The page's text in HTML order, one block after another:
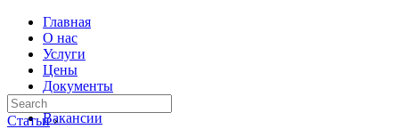
Главная
О нас
Услуги
Цены
Документы
Контакты
Вакансии
Статьи ›